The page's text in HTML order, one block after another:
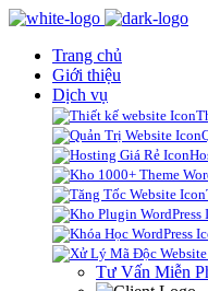
Trang chủ
Giới thiệu
Dịch vụ
Tư Vấn Miễn